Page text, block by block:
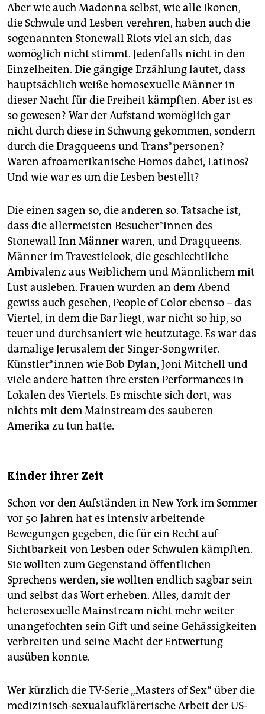
Aber wie auch Madonna selbst, wie alle Ikonen,
die Schwule und Lesben verehren, haben auch die
sogenannten Stonewall Riots viel an sich, das
womöglich nicht stimmt. Jedenfalls nicht in den
Einzelheiten. Die gängige Erzählung lautet, dass
hauptsächlich weiße homosexuelle Männer in
dieser Nacht für die Freiheit kämpften. Aber ist es
so gewesen? War der Aufstand womöglich gar
nicht durch diese in Schwung gekommen, sondern
durch die Dragqueens und Trans*personen?
Waren afroamerikanische Homos dabei, Latinos?
Und wie war es um die Lesben bestellt?
Die einen sagen so, die anderen so. Tatsache ist,
dass die allermeisten Besucher*innen des
Stonewall Inn Männer waren, und Dragqueens.
Männer im Travestielook, die geschlechtliche
Ambivalenz aus Weiblichem und Männlichem mit
Lust ausleben. Frauen wurden an dem Abend
gewiss auch gesehen, People of Color ebenso – das
Viertel, in dem die Bar liegt, war nicht so hip, so
teuer und durchsaniert wie heutzutage. Es war das
damalige Jerusalem der Singer-Songwriter.
Künstler*innen wie Bob Dylan, Joni Mitchell und
viele andere hatten ihre ersten Performances in
Lokalen des Viertels. Es mischte sich dort, was
nichts mit dem Mainstream des sauberen
Amerika zu tun hatte.
Kinder ihrer Zeit
Schon vor den Aufständen in New York im Sommer
vor 50 Jahren hat es intensiv arbeitende
Bewegungen gegeben, die für ein Recht auf
Sichtbarkeit von Lesben oder Schwulen kämpften.
Sie wollten zum Gegenstand öffentlichen
Sprechens werden, sie wollten endlich sagbar sein
und selbst das Wort erheben. Alles, damit der
heterosexuelle Mainstream nicht mehr weiter
unangefochten sein Gift und seine Gehässigkeiten
verbreiten und seine Macht der Entwertung
ausüben konnte.
Wer kürzlich die TV-Serie „Masters of Sex“ über die
medizinisch-sexualaufklärerische Arbeit der US-